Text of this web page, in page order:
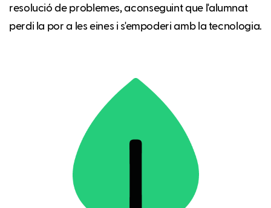
resolució de problemes, aconseguint que l'alumnat
perdi la por a les eines i s'empoderi amb la tecnologia.